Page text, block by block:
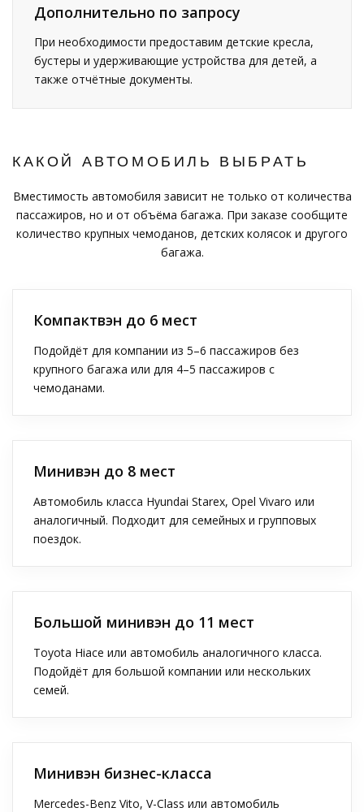
Дополнительно по запросу
При необходимости предоставим детские кресла,
бустеры и удерживающие устройства для детей, а
также отчётные документы.
КАКОЙ АВТОМОБИЛЬ ВЫБРАТЬ
Вместимость автомобиля зависит не только от количества
пассажиров, но и от объёма багажа. При заказе сообщите
количество крупных чемоданов, детских колясок и другого
багажа.
Компактвэн до 6 мест
Подойдёт для компании из 5–6 пассажиров без
крупного багажа или для 4–5 пассажиров с
чемоданами.
Минивэн до 8 мест
Автомобиль класса Hyundai Starex, Opel Vivaro или
аналогичный. Подходит для семейных и групповых
поездок.
Большой минивэн до 11 мест
Toyota Hiace или автомобиль аналогичного класса.
Подойдёт для большой компании или нескольких
семей.
Минивэн бизнес-класса
Mercedes-Benz Vito, V-Class или автомобиль